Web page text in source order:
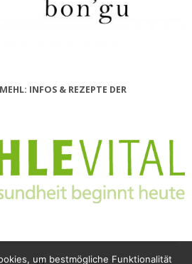
INFOS & REZEPTE DER
um bestmögliche Funktionalität